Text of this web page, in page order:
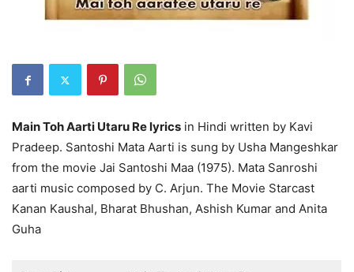
Main Toh Aarti Utaru Re lyrics in Hindi written by Kavi
Pradeep. Santoshi Mata Aarti is sung by Usha Mangeshkar
from the movie Jai Santoshi Maa (1975). Mata Sanroshi
aarti music composed by C. Arjun. The Movie Starcast
Kanan Kaushal, Bharat Bhushan, Ashish Kumar and Anita
Guha